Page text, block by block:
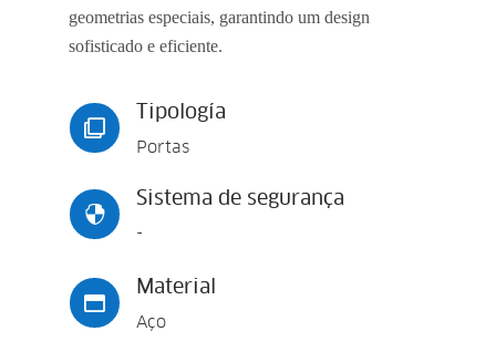
geometrias especiais, garantindo um design
sofisticado e eficiente.

Tipología
Portas

Sistema de segurança
-

Material
Aço